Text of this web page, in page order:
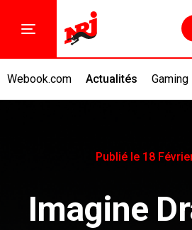
Webook.com Actualités Gaming
Publié le 18
Imagine